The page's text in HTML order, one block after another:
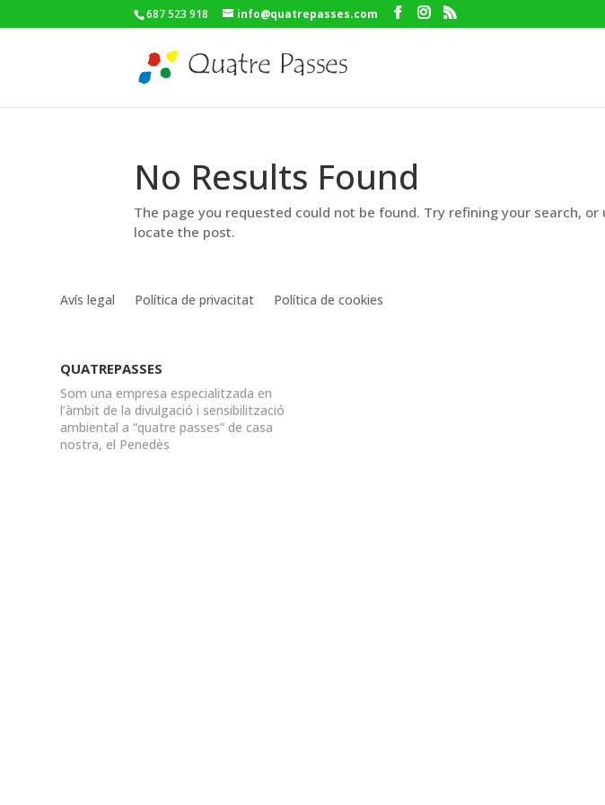
687 523 918 info@quatrepasses.com
No Results Found
The page you requested could not be found. Try refining your search,
locate the post.
Avís legal Política de privacitat Política de cookies
QUATREPASSES
Som una empresa especialitzada en
l’àmbit de la divulgació i sensibilització
ambiental a “quatre passes” de casa
nostra, el Penedès